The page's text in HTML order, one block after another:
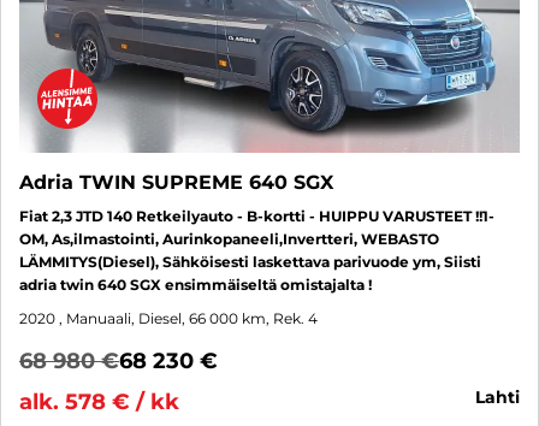
Adria TWIN SUPREME 640 SGX
Fiat 2,3 JTD 140 Retkeilyauto - B-kortti - HUIPPU VARUSTEET !!1-
OM, As,ilmastointi, Aurinkopaneeli,Invertteri, WEBASTO
LÄMMITYS(Diesel), Sähköisesti laskettava parivuode ym, Siisti
adria twin 640 SGX ensimmäiseltä omistajalta !
2020 , Manuaali, Diesel, 66 000 km, Rek. 4
68 980 €68 230 €
alk. 578 € / kk
lahti